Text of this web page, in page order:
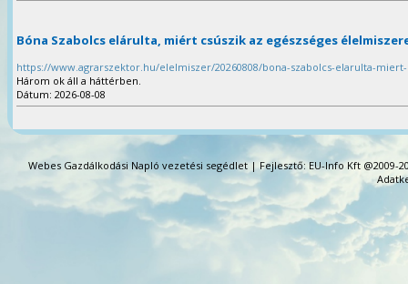
Bóna Szabolcs elárulta, miért csúszik az egészséges
https://www.agrarszektor.hu/elelmiszer/20260808/bona-szabolcs-elarulta-
Három ok áll a háttérben.
Dátum: 2026-08-08
Webes Gazdálkodási Napló vezetési segédlet | Fejlesztő: EU-Info Kft